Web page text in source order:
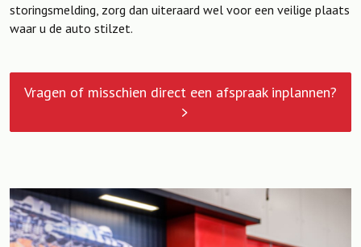
storingsmelding, zorg dan uiteraard wel voor een veilige plaats
waar u de auto stilzet.
Vragen of misschien direct een afspraak inplannen?